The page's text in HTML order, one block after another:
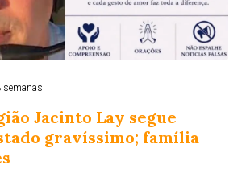
semanas
Jacinto Lay segue
gravíssimo; família